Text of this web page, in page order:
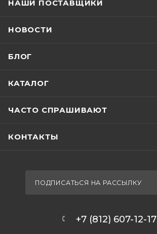
НАШИ ПОСТАВЩИКИ
НОВОСТИ
БЛОГ
КАТАЛОГ
ЧАСТО СПРАШИВАЮТ
КОНТАКТЫ
ПОДПИСАТЬСЯ НА РАССЫЛКУ
+7 (812) 607-12-17